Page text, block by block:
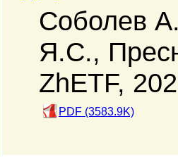
Соболев
Я.С.,
ZhETF,
PDF (3583.9K)